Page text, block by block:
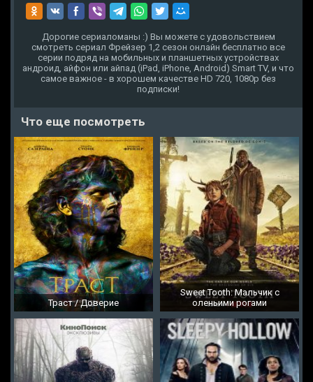
Дорогие сериаломаны :) Вы можете с удовольствием
смотреть сериал Фрейзер 1,2 сезон онлайн бесплатно все
серии подряд на мобильных и планшетных устройствах
андроид, айфон или айпад (iPad, iPhone, Android) Smart TV, и что
самое важное - в хорошем качестве HD 720, 1080p без
подписки!
Что еще посмотреть
Траст / Доверие
Sweet Tooth: Мальчик с
оленьими рогами